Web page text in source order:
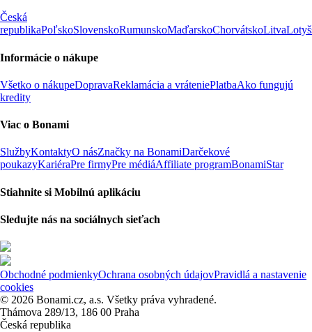
Česká
republikaPoľskoSlovenskoRumunskoMaďarskoChorvátskoLitva
Informácie o nákupe
Všetko o nákupeDopravaReklamácia a vráteniePlatbaAko fungujú
kredity
Viac o Bonami
SlužbyKontaktyO násZnačky na BonamiDarčekové
poukazyKariéraPre firmyPre médiáAffiliate programBonamiStar
Stiahnite si Mobilnú aplikáciu
Sledujte nás na sociálnych sieťach
Obchodné podmienkyOchrana osobných údajovPravidlá a nastavenie
cookies
© 2026 Bonami.cz, a.s. Všetky práva vyhradené.
Thámova 289/13, 186 00 Praha
Česká republika